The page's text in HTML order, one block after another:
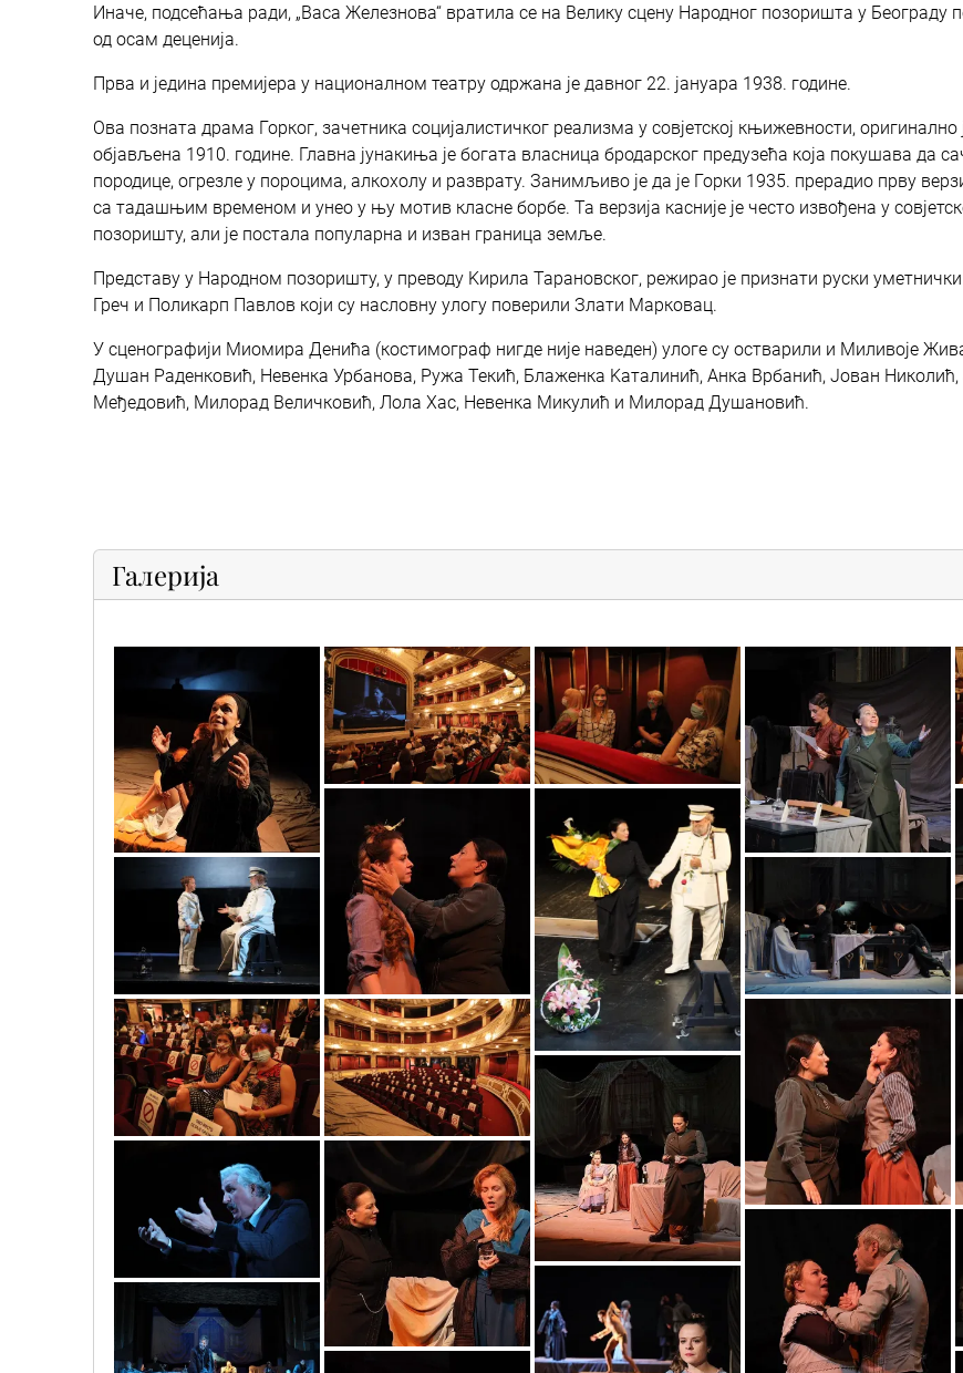
Иначе, подсећања ради, „Васа Железнова“ вратила се на Велику сцену Народног позоришта у Београду
од осам деценија.
Прва и једина премијера у националном театру одржана је давног 22. јануара 1938. године.
Ова позната драма Горког, зачетника социјалистичког реализма у совјетској књижевности, оригинално
објављена 1910. године. Главна јунакиња је богата власница бродарског предузећа која покушава да
породице, огрезле у пороцима, алкохолу и разврату. Занимљиво је да је Горки 1935. прерадио прву
са тадашњим временом и унео у њу мотив класне борбе. Та верзија касније је често извођена у
позоришту, али је постала популарна и изван граница земље.
Представу у Народном позоришту, у преводу Kирила Тарановског, режирао је признати руски
Греч и Поликарп Павлов који су насловну улогу поверили Злати Марковац.
У сценографији Миомира Денића (костимограф нигде није наведен) улоге су остварили и Миливоје
Душан Раденковић, Невенка Урбанова, Ружа Текић, Блаженка Kаталинић, Анка Врбанић, Јован Николић,
Међедовић, Милорад Величковић, Лола Хас, Невенка Микулић и Милорад Душановић.
Галерија
7a
119149824_3429245110470465_1043663036185470700_o
119122628_3429244667137176_7724233854039828958_o
7b
9
8(2)
8(1)
119069171_3429245230470453_4984683496883705985_o
4
5a
4e
5c
2
0o3a4151